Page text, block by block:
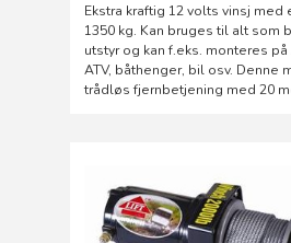
Ekstra kraftig 12 volts vinsj med
1350 kg. Kan bruges til alt som
utstyr og kan f.eks. monteres
ATV, båthenger, bil osv. Denne
trådløs fjernbetjening med 20